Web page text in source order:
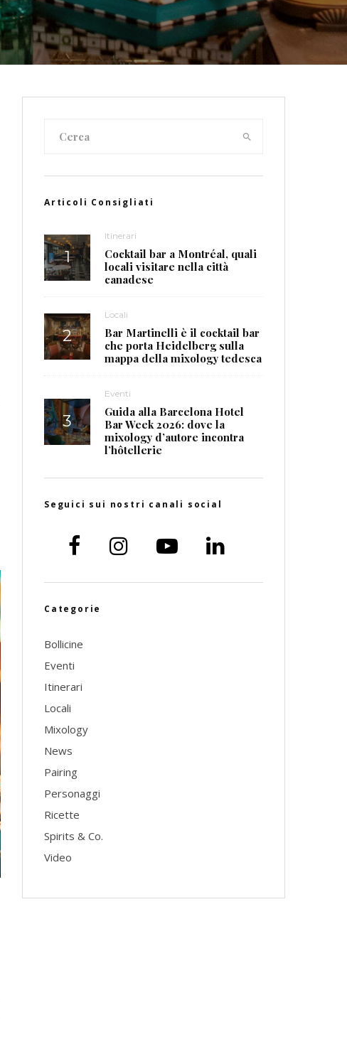
Articoli Consigliati
Itinerari
Cocktail bar a Montréal, quali
locali visitare nella città
canadese
Locali
Bar Martinelli è il cocktail bar
che porta Heidelberg sulla
mappa della mixology tedesca
Eventi
Guida alla Barcelona Hotel
Bar Week 2026: dove la
mixology d’autore incontra
l’hôtellerie
Seguici sui nostri canali social
Categorie
Bollicine
Eventi
Itinerari
Locali
Mixology
News
Pairing
Personaggi
Ricette
Spirits & Co.
Video